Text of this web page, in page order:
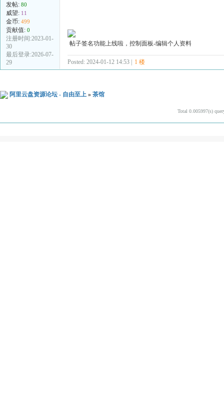
发帖: 80
威望: 11
金币: 499
贡献值: 0
注册时间:2023-01-
30
最后登录:2026-07-
29
帖子签名功能上线啦，控制面板-编辑个人资料
Posted: 2024-01-12 14:53 | 1 楼
阿里云盘资源论坛 - 自由至上 » 茶馆
Total 0.005997(s)